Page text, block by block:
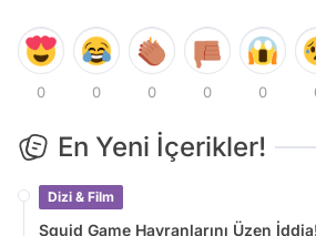
0 0 0 0 0
En Yeni İçerikler!
Dizi & Film
Squid Game Hayranlarını Üzen